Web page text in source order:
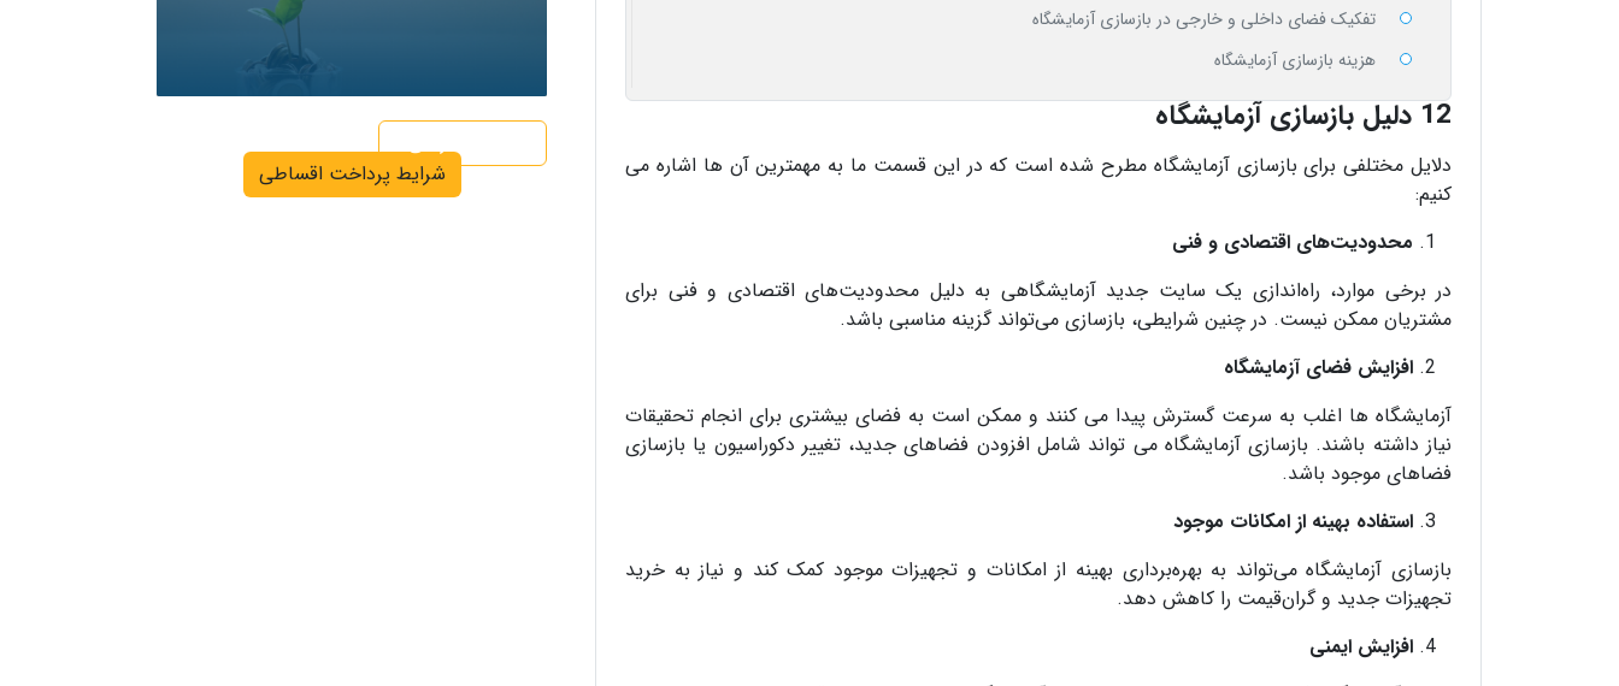
تفکیک فضای داخلی و خارجی در بازسازی آزمایشگاه
هزینه بازسازی آزمایشگاه
12 دلیل بازسازی آزمایشگاه
دلایل مختلفی برای بازسازی آزمایشگاه مطرح شده است که در این قسمت ما به مهمترین آن ها اشاره می
کنیم:
محدودیت‌های اقتصادی و فنی
در برخی موارد، راه‌اندازی یک سایت جدید آزمایشگاهی به دلیل محدودیت‌های اقتصادی و فنی برای
مشتریان ممکن نیست. در چنین شرایطی، بازسازی می‌تواند گزینه مناسبی باشد.
افزایش فضای آزمایشگاه
آزمایشگاه ها اغلب به سرعت گسترش پیدا می کنند و ممکن است به فضای بیشتری برای انجام تحقیقات
نیاز داشته باشند. بازسازی آزمایشگاه می تواند شامل افزودن فضاهای جدید، تغییر دکوراسیون یا بازسازی
فضاهای موجود باشد.
استفاده بهینه از امکانات موجود
بازسازی آزمایشگاه می‌تواند به بهره‌برداری بهینه از امکانات و تجهیزات موجود کمک کند و نیاز به خرید
تجهیزات جدید و گران‌قیمت را کاهش دهد.
افزایش ایمنی
اگر نیاز به دریافت خدمات اقساطی دارید کلیک
شرایط پرداخت اقساطی